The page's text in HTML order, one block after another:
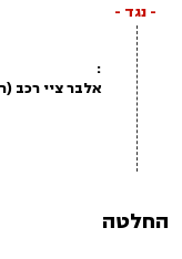
- נגד -
:
אלבר ציי רכב
החלטה